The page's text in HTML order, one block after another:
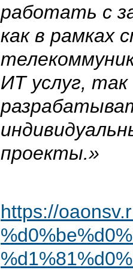
работать с
как в рамках
ИТ услуг, так
проекты.»
https://